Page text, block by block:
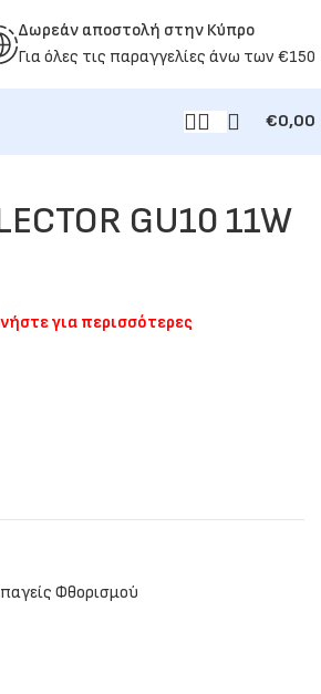
Δωρεάν αποστολή στην Κύπρο
Για όλες τις παραγγελίες άνω των €150
€0,00
GU10 11W
για περισσότερες
Φθορισμού